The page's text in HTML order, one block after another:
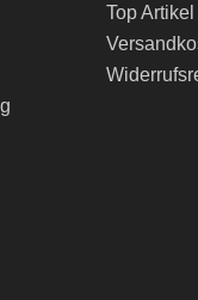
Top Artikel